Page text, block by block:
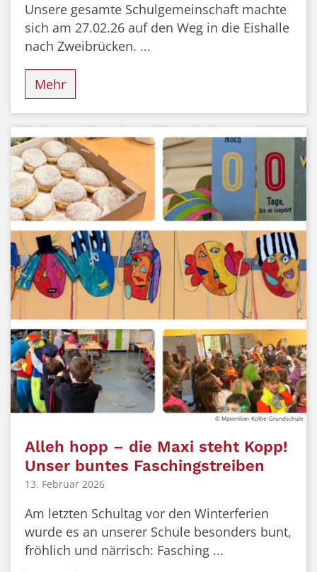
Unsere gesamte Schulgemeinschaft machte
sich am 27.02.26 auf den Weg in die Eishalle
nach Zweibrücken. ...
Mehr
© Maximilian-Kolbe-Grundschule
Alleh hopp – die Maxi steht Kopp!
Unser buntes Faschingstreiben
13. Februar 2026
Am letzten Schultag vor den Winterferien
wurde es an unserer Schule besonders bunt,
fröhlich und närrisch: Fasching ...